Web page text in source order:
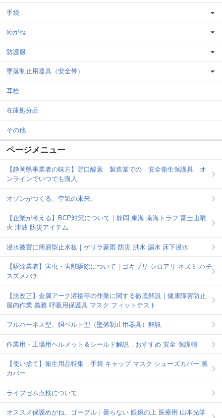
手袋
めがね
防護服
墜落制止用器具（安全帯）
耳栓
在庫処分品
その他
ページメニュー
【静岡県事業者の味方】野口酸素 製造業での 安全衛生保護具 オ
ンラインでいつでも購入
オゾンがつくる、空気の未来。
【企業が考える】BCP対策について｜静岡 東海 南海トラフ 富士山噴
火 津波 防災アイテム
浸水被害に簡易型止水板｜ゲリラ豪雨 防災 洪水 漏水 床下浸水
【駆除業者】害虫・害獣駆除について｜ゴキブリ シロアリ ネズミ ハチ
スズメバチ
【法改正】金属アーク溶接等の作業に関する徹底解説｜健康障害防止
屋内作業 義務 呼吸用保護具 マスク フィットテスト
フルハーネス型、胴ベルト型（墜落制止用器具）解説
作業用・工場用ヘルメット＆シールド解説｜おすすめ 安全 保護帽
【使い捨て】衛生用品特集｜手袋 キャップ マスク シューズカバー 腕
カバー
ライフゼム点検について
オススメ保護めがね、ゴーグル｜曇らない 眼鏡の上 医療用 山本光学